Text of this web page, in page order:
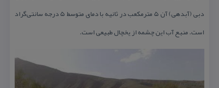
دبی (آبدهی) آن ۵ مترمكعب در ثانیه با دمای متوسط ۵ درجه سانتی‌گراد
است. منبع آب این چشمه از یخچال طبیعی است.